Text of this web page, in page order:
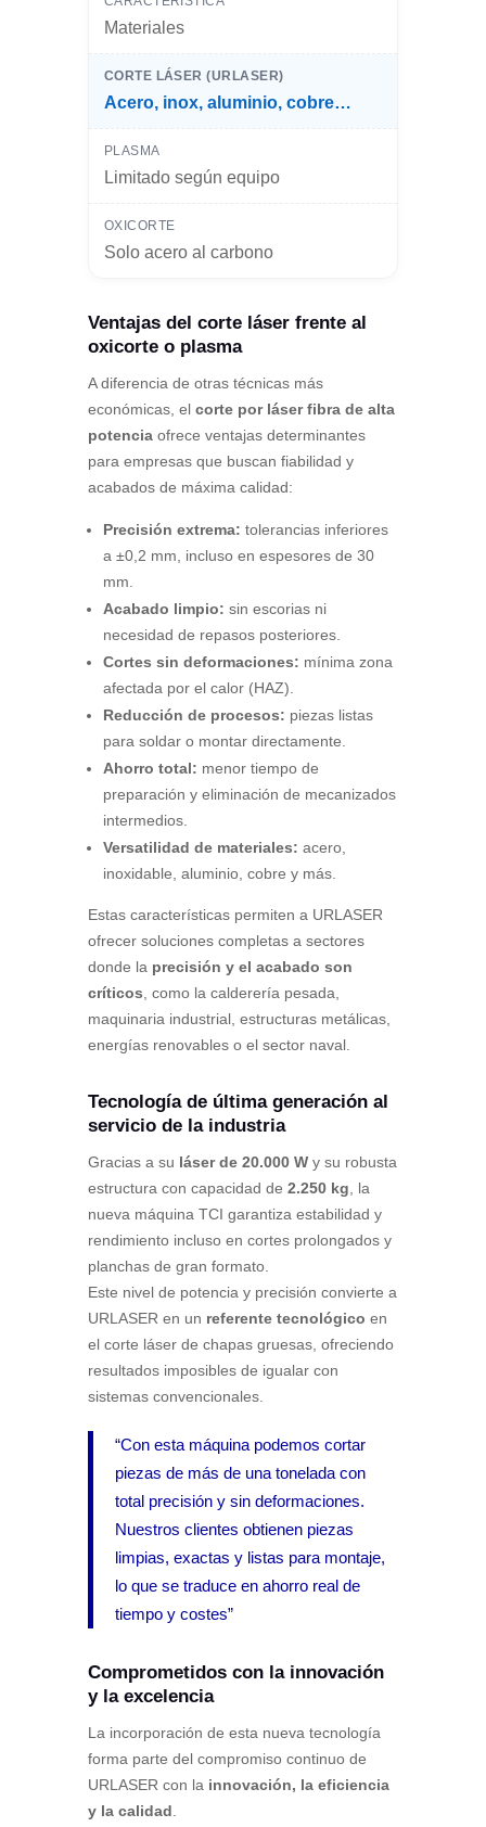
Materiales
Acero, inox, aluminio, cobre…
Limitado según equipo
Solo acero al carbono
Ventajas del corte láser frente al
oxicorte o plasma
A diferencia de otras técnicas más
económicas, el corte por láser fibra de alta
potenciaofrece ventajas determinantes
para empresas que buscan fiabilidad y
acabados de máxima calidad:
Precisión extrema: tolerancias inferiores
a ±0,2 mm, incluso en espesores de 30
mm.
Acabado limpio: sin escorias ni
necesidad de repasos posteriores.
Cortes sin deformaciones: mínima zona
afectada por el calor (HAZ).
Reducción de procesos: piezas listas
para soldar o montar directamente.
Ahorro total: menor tiempo de
preparación y eliminación de mecanizados
intermedios.
Versatilidad de materiales: acero,
inoxidable, aluminio, cobre y más.
Estas características permiten a URLASER
ofrecer soluciones completas a sectores
donde la precisión y el acabado son
críticos, como la calderería pesada,
maquinaria industrial, estructuras metálicas,
energías renovables o el sector naval.
Tecnología de última generación al
servicio de la industria
Gracias a su láser de 20.000 Wy su robusta
estructura con capacidad de 2.250 kg, la
nueva máquina TCI garantiza estabilidad y
rendimiento incluso en cortes prolongados y
planchas de gran formato.
Este nivel de potencia y precisión convierte a
URLASER en un referente tecnológico en
el corte láser de chapas gruesas, ofreciendo
resultados imposibles de igualar con
sistemas convencionales.
“Con esta máquina podemos cortar
piezas de más de una tonelada con
total precisión y sin deformaciones.
Nuestros clientes obtienen piezas
limpias, exactas y listas para montaje,
lo que se traduce en ahorro real de
tiempo y costes”
Comprometidos con la innovación
y la excelencia
La incorporación de esta nueva tecnología
forma parte del compromiso continuo de
URLASER con la innovación, la eficiencia
y la calidad.